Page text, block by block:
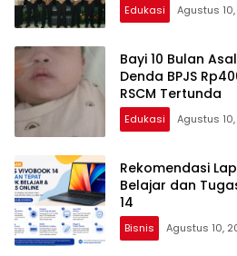
Edukasi Agustus
Bayi 10 Bulan
Denda BPJS
RSCM Tertunda
Edukasi Agustus
Rekomendasi
Belajar dan
14
Bisnis Agustus 10,